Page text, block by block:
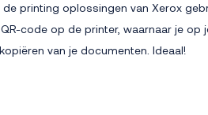
printing oplossingen van Xerox
code op de printer, waarnaar je op
van je documenten. Ideaal!